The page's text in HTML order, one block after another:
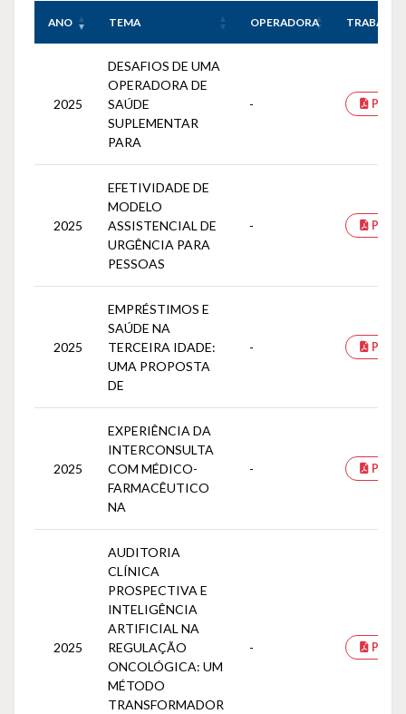
ANO TEMA OPERADORA TRABALHO
2025
DESAFIOS DE UMA
OPERADORA DE
SAÚDE
SUPLEMENTAR
PARA
- PDF
2025
EFETIVIDADE DE
MODELO
ASSISTENCIAL DE
URGÊNCIA PARA
PESSOAS
- PDF
2025
EMPRÉSTIMOS E
SAÚDE NA
TERCEIRA IDADE:
UMA PROPOSTA
DE
- PDF
2025
EXPERIÊNCIA DA
INTERCONSULTA
COM MÉDICO-
FARMACÊUTICO
NA
- PDF
2025
AUDITORIA
CLÍNICA
PROSPECTIVA E
INTELIGÊNCIA
ARTIFICIAL NA
REGULAÇÃO
ONCOLÓGICA: UM
MÉTODO
TRANSFORMADOR
- PDF